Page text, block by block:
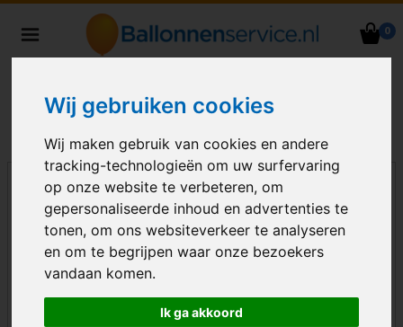
Wij gebruiken cookies
Wij maken gebruik van cookies en andere
tracking-technologieën om uw surfervaring
op onze website te verbeteren, om
gepersonaliseerde inhoud en advertenties te
tonen, om ons websiteverkeer te analyseren
en om te begrijpen waar onze bezoekers
vandaan komen.
Ik ga akkoord
0
Nederland